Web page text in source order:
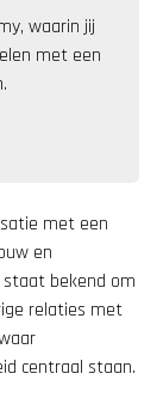
waarin jij
met een
met een
en
staat bekend om
relaties met
centraal staan.